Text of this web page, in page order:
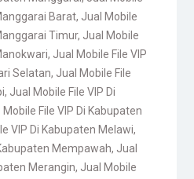
Barat, Jual Mobile
Timur, Jual Mobile
, Jual Mobile File VIP
Selatan, Jual Mobile File
, Jual Mobile File VIP Di
Mobile File VIP Di Kabupaten
VIP Di Kabupaten Melawi,
Mempawah, Jual
Merangin, Jual Mobile